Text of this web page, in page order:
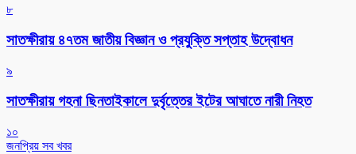
৮
সাতক্ষীরায় ৪৭তম জাতীয় বিজ্ঞান ও প্রযুক্তি সপ্তাহ উদ্বোধন
৯
সাতক্ষীরায় গহনা ছিনতাইকালে দুর্বৃত্তের ইটের আঘাতে নারী নিহত
১০
জনপ্রিয় সব খবর